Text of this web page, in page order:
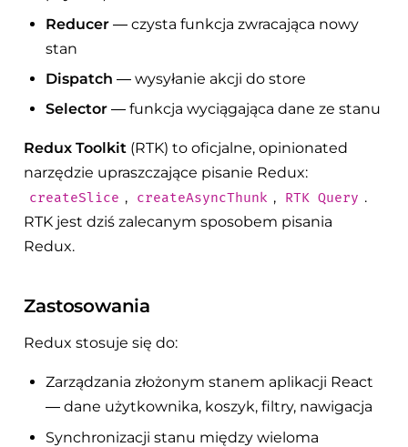
Reducer — czysta funkcja zwracająca nowy
stan
Dispatch — wysyłanie akcji do store
Selector — funkcja wyciągająca dane ze stanu
Redux Toolkit (RTK) to oficjalne, opinionated
narzędzie upraszczające pisanie Redux:
createSlice , createAsyncThunk , RTK Query .
RTK jest dziś zalecanym sposobem pisania
Redux.
Zastosowania
Redux stosuje się do:
Zarządzania złożonym stanem aplikacji React
— dane użytkownika, koszyk, filtry, nawigacja
Synchronizacji stanu między wieloma